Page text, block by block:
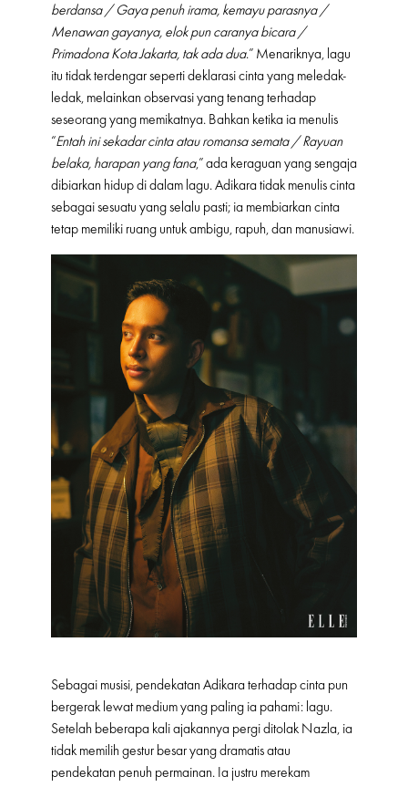
berdansa / Gaya penuh irama, kemayu parasnya /
Menawan gayanya, elok pun caranya bicara /
Primadona Kota Jakarta, tak ada dua.” Menariknya, lagu
itu tidak terdengar seperti deklarasi cinta yang meledak-
ledak, melainkan observasi yang tenang terhadap
seseorang yang memikatnya. Bahkan ketika ia menulis
“Entah ini sekadar cinta atau romansa semata / Rayuan
belaka, harapan yang fana,” ada keraguan yang sengaja
dibiarkan hidup di dalam lagu. Adikara tidak menulis cinta
sebagai sesuatu yang selalu pasti; ia membiarkan cinta
tetap memiliki ruang untuk ambigu, rapuh, dan manusiawi.
Sebagai musisi, pendekatan Adikara terhadap cinta pun
bergerak lewat medium yang paling ia pahami: lagu.
Setelah beberapa kali ajakannya pergi ditolak Nazla, ia
tidak memilih gestur besar yang dramatis atau
pendekatan penuh permainan. Ia justru merekam